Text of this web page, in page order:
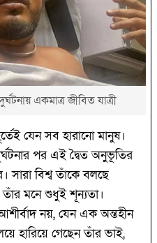
একমাত্র জীবিত যাত্রী
যেন সব হারানো মানুষ।
পর এই দ্বৈত অনুভূতির
সারা বিশ্ব তাঁকে বলছে
তাঁর মনে শুধুই শূন্যতা।
নয়, যেন এক অন্তহীন
হারিয়ে গেছেন তাঁর ভাই,